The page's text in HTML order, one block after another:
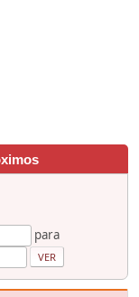
para